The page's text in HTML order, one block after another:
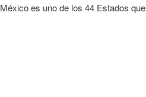
México es uno de los 44 Estados que